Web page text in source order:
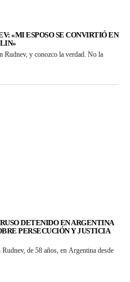
«MI ESPOSO SE CONVIRTIÓ EN
Rudnev, y conozco la verdad. No la
DETENIDO EN ARGENTINA
PERSECUCIÓN Y JUSTICIA
de 58 años, en Argentina desde